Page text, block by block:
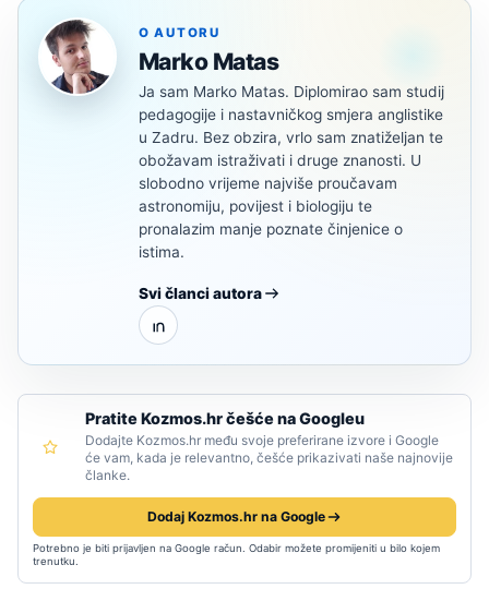
O AUTORU
Marko Matas
Ja sam Marko Matas. Diplomirao sam studij
pedagogije i nastavničkog smjera anglistike
u Zadru. Bez obzira, vrlo sam znatiželjan te
obožavam istraživati i druge znanosti. U
slobodno vrijeme najviše proučavam
astronomiju, povijest i biologiju te
pronalazim manje poznate činjenice o
istima.
Svi članci autora
Pratite Kozmos.hr češće na Googleu
Dodajte Kozmos.hr među svoje preferirane izvore i Google
će vam, kada je relevantno, češće prikazivati naše najnovije
članke.
Dodaj Kozmos.hr na Google
Potrebno je biti prijavljen na Google račun. Odabir možete promijeniti u bilo kojem
trenutku.